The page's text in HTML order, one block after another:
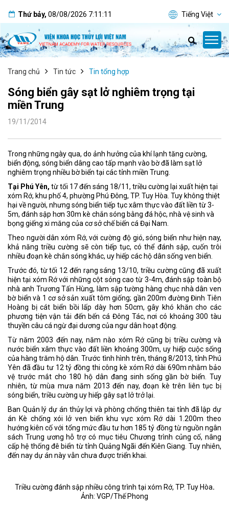
Thứ bảy, 08/08/2026 7:11:11 Tiếng Việt
Trang chủ Tin tức Tin tổng hợp
Sóng biển gây sạt lở nghiêm trọng tại
miền Trung
19/11/2014
Trong những ngày qua, do ảnh hưởng của khí lạnh tăng cường,
biển động, sóng biển dâng cao tấp mạnh vào bờ đã làm sạt lở
nghiêm trọng nhiều bờ biển tại các tỉnh miền Trung.
Tại Phú Yên, từ tối 17 đến sáng 18/11, triều cường lại xuất hiện tại
xóm Rớ, khu phố 4, phường Phú Đông, TP. Tuy Hòa. Tuy không thiệt
hại về người, nhưng sóng biển tiếp tục xâm thực vào đất liền từ 3-
5m, đánh sập hơn 30m kè chắn sóng bằng đá hộc, nhà vệ sinh và
bọng giếng xi măng của cơ sở chế biến cá Đại Nam.
Theo người dân xóm Rớ, với cường độ gió, sóng biển như hiện nay,
khả năng triều cường sẽ còn tiếp tục, có thể đánh sập, cuốn trôi
nhiều đoạn kè chắn sóng khác, uy hiếp các hộ dân sống ven biển.
Trước đó, từ tối 12 đến rạng sáng 13/10, triều cường cũng đã xuất
hiện tại xóm Rớ với những cột sóng cao từ 3-4m, đánh sập toàn bộ
nhà anh Trương Tấn Hùng, làm sập tường hàng chục nhà dân ven
bờ biển và 1 cơ sở sản xuất tôm giống; gần 200m đường Đinh Tiên
Hoàng bị cát biển bồi lấp dày hơn 50cm, gây khó khăn cho các
phương tiện vận tải đến bến cá Đông Tác, nơi có khoảng 300 tàu
thuyền câu cá ngừ đại dương của ngư dân hoạt động.
Từ năm 2003 đến nay, năm nào xóm Rớ cũng bị triều cường và
nước biển xâm thực vào đất liền khoảng 300m, uy hiếp cuộc sống
của hàng trăm hộ dân. Trước tình hình trên, tháng 8/2013, tỉnh Phú
Yên đã đầu tư 12 tỷ đồng thi công kè xóm Rớ dài 690m nhằm bảo
vệ trước mắt cho 180 hộ dân đang sinh sống gần bờ biển. Tuy
nhiên, từ mùa mưa năm 2013 đến nay, đoạn kè trên liên tục bị
sóng biển, triều cường uy hiếp gây sạt lở trở lại.
Ban Quản lý dự án thủy lợi và phòng chống thiên tai tỉnh đã lập dự
án Kè chống xói lở ven biển khu vực xóm Rớ dài 1.200m theo
hướng kiên cố với tổng mức đầu tư hơn 185 tỷ đồng từ nguồn ngân
sách Trung ương hỗ trợ có mục tiêu Chương trình củng cố, nâng
cấp hệ thống đê biển từ tỉnh Quảng Ngãi đến Kiên Giang. Tuy nhiên,
đến nay dự án này vẫn chưa được triển khai.
Triều cường đánh sập nhiều công trình tại xóm Rớ, TP. Tuy Hòa.
Ảnh: VGP/Thế Phong